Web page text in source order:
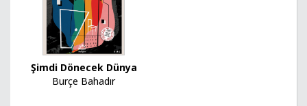
Şimdi Dönecek Dünya
Burçe Bahadır